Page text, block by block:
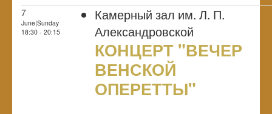
7
June|Sunday
18:30 - 20:15
Камерный зал им. Л. П.
Александровской
КОНЦЕРТ "ВЕЧЕР
ВЕНСКОЙ
ОПЕРЕТТЫ"